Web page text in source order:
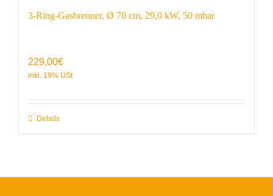
3-Ring-Gasbrenner, Ø 70 cm, 29,0 kW, 50 mbar
229,00€
Details